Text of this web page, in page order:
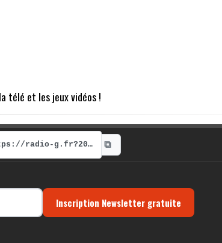
télé et les jeux vidéos !
https://radio-g.fr?20191 ⧉
Inscription Newsletter gratuite